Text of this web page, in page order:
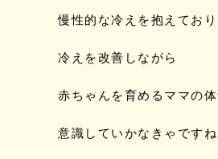
慢性的な冷えを抱えており
冷えを改善しながら
赤ちゃんを育めるママの
意識していかなきゃですね